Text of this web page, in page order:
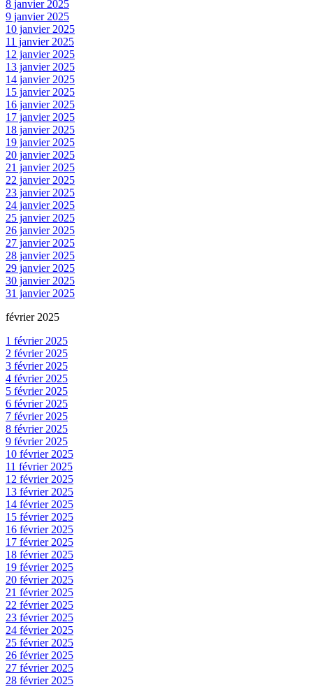
8 janvier 2025
9 janvier 2025
10 janvier 2025
11 janvier 2025
12 janvier 2025
13 janvier 2025
14 janvier 2025
15 janvier 2025
16 janvier 2025
17 janvier 2025
18 janvier 2025
19 janvier 2025
20 janvier 2025
21 janvier 2025
22 janvier 2025
23 janvier 2025
24 janvier 2025
25 janvier 2025
26 janvier 2025
27 janvier 2025
28 janvier 2025
29 janvier 2025
30 janvier 2025
31 janvier 2025
février 2025
1 février 2025
2 février 2025
3 février 2025
4 février 2025
5 février 2025
6 février 2025
7 février 2025
8 février 2025
9 février 2025
10 février 2025
11 février 2025
12 février 2025
13 février 2025
14 février 2025
15 février 2025
16 février 2025
17 février 2025
18 février 2025
19 février 2025
20 février 2025
21 février 2025
22 février 2025
23 février 2025
24 février 2025
25 février 2025
26 février 2025
27 février 2025
28 février 2025